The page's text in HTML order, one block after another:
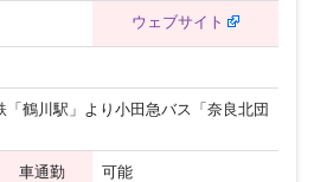
ウェブサイト
鶴川駅」より小田急バス「奈良北団
車通勤 可能